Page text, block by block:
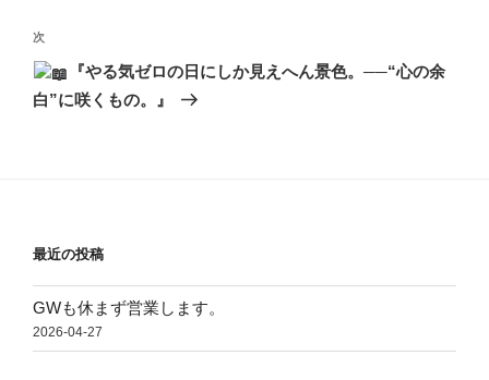
ゲ
ー
シ
次
の
投
次
『やる気ゼロの日にしか見えへん景色。──“心の余
白”に咲くもの。』
最近の投稿
GWも休まず営業します。
2026-04-27